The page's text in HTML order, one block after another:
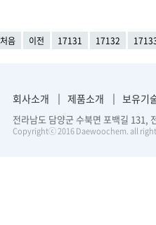
처음 이전 17131 17132
회사소개 제품소개 보유기
전라남도 담양군 수북면 포백길
Copyrightⓒ 2016 Daewoochem. all